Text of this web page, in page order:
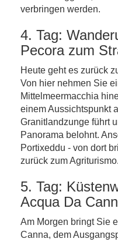
verbringen werden.
4. Tag:
Pecora zum
Heute geht es zurück
Von hier nehmen Sie
Mittelmeermacchia
einem Aussichtspunkt
Granitlandzunge führt
Panorama belohnt.
Portixeddu - von dort
zurück zum Agriturismo.
5. Tag:
Acqua Da
Am Morgen bringt Sie
Canna, dem